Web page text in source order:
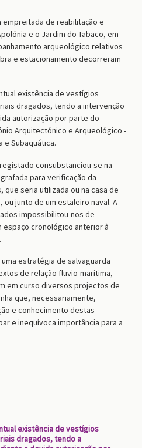
empreitada de reabilitação e
e o Jardim do Tabaco, em
arqueológico relativos
e estacionamento decorreram
existência de vestígios
dragados, tendo a intervenção
autorização por parte do
Arquitectónico e Arqueológico -
e Subaquática.
consubstanciou-se na
para verificação da
seria utilizada ou na casa de
ou junto de um estaleiro naval. A
impossibilitou-nos de
espaço cronológico anterior à
estratégia de salvaguarda
de relação fluvio-marítima,
em curso diversos projectos de
que, necessariamente,
e conhecimento destas
e inequívoca importância para a
existência de vestígios
dragados, tendo a